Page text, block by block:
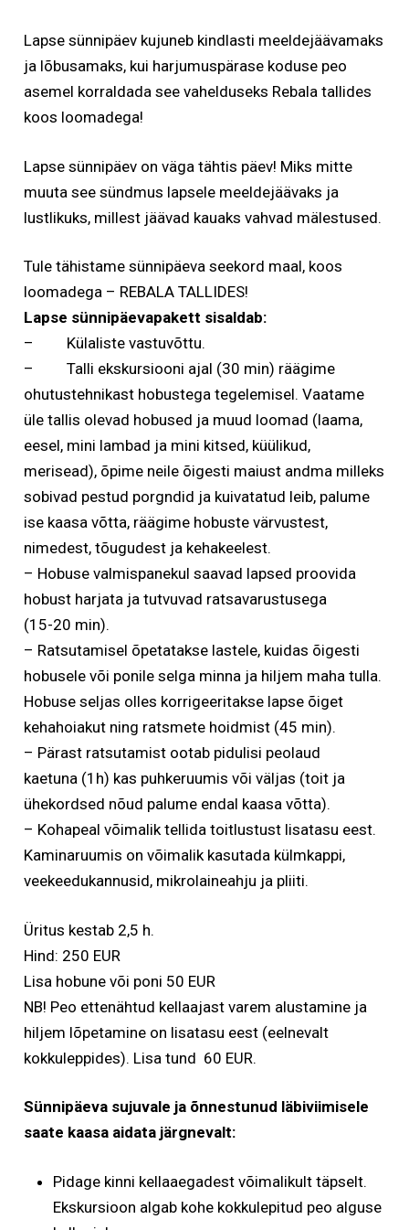
Lapse sünnipäev kujuneb kindlasti meeldejäävamaks
ja lõbusamaks, kui harjumuspärase koduse peo
asemel korraldada see vahelduseks Rebala tallides
koos loomadega!
Lapse sünnipäev on väga tähtis päev! Miks mitte
muuta see sündmus lapsele meeldejäävaks ja
lustlikuks, millest jäävad kauaks vahvad mälestused.
Tule tähistame sünnipäeva seekord maal, koos
loomadega – REBALA TALLIDES!
Lapse sünnipäevapakett sisaldab:
– Külaliste vastuvõttu.
– Talli ekskursiooni ajal (30 min) räägime
ohutustehnikast hobustega tegelemisel. Vaatame
üle tallis olevad hobused ja muud loomad (laama,
eesel, mini lambad ja mini kitsed, küülikud,
merisead), õpime neile õigesti maiust andma milleks
sobivad pestud porgndid ja kuivatatud leib, palume
ise kaasa võtta, räägime hobuste värvustest,
nimedest, tõugudest ja kehakeelest.
– Hobuse valmispanekul saavad lapsed proovida
hobust harjata ja tutvuvad ratsavarustusega
(15-20 min).
– Ratsutamisel õpetatakse lastele, kuidas õigesti
hobusele või ponile selga minna ja hiljem maha tulla.
Hobuse seljas olles korrigeeritakse lapse õiget
kehahoiakut ning ratsmete hoidmist (45 min).
– Pärast ratsutamist ootab pidulisi peolaud
kaetuna (1h) kas puhkeruumis või väljas (toit ja
ühekordsed nõud palume endal kaasa võtta).
– Kohapeal võimalik tellida toitlustust lisatasu eest.
Kaminaruumis on võimalik kasutada külmkappi,
veekeedukannusid, mikrolaineahju ja pliiti.
Üritus kestab 2,5 h.
Hind: 250 EUR
Lisa hobune või poni 50 EUR
NB! Peo ettenähtud kellaajast varem alustamine ja
hiljem lõpetamine on lisatasu eest (eelnevalt
kokkuleppides). Lisa tund 60 EUR.
Sünnipäeva sujuvale ja õnnestunud läbiviimisele
saate kaasa aidata järgnevalt:
Pidage kinni kellaaegadest võimalikult täpselt.
Ekskursioon algab kohe kokkulepitud peo alguse